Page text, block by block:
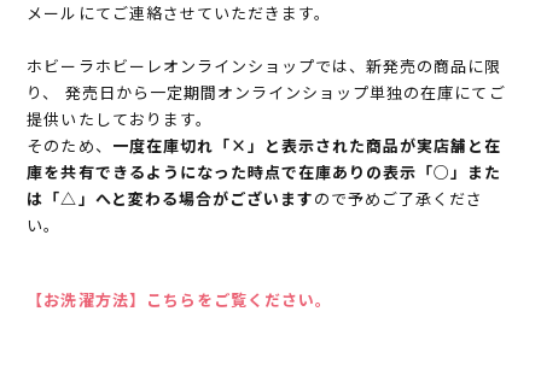
メールにてご連絡させていただきます。
ホビーラホビーレオンラインショップでは、新発売の商品に限
り、 発売日から一定期間オンラインショップ単独の在庫にてご
提供いたしております。
そのため、 一度在庫切れ「×」と表示された商品が実店舗と在
庫を共有できるようになった時点で在庫ありの表示「○」また
は「△」へと変わる場合がございますので予めご了承くださ
い。
【お洗濯方法】こちらをご覧ください。